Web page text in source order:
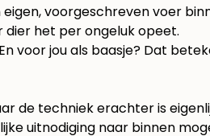
voorgeschreven voer
dier het per ongeluk opeet.
voor jou als baasje? Dat
de techniek erachter is
uitnodiging naar binnen